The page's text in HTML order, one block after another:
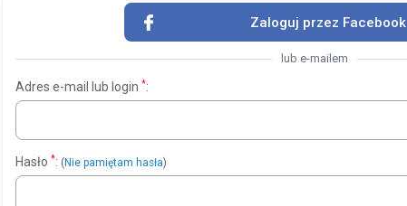
Zaloguj przez Facebook
lub e-mailem
Adres e-mail lub login *:
Hasło *: ( Nie pamiętam hasła)